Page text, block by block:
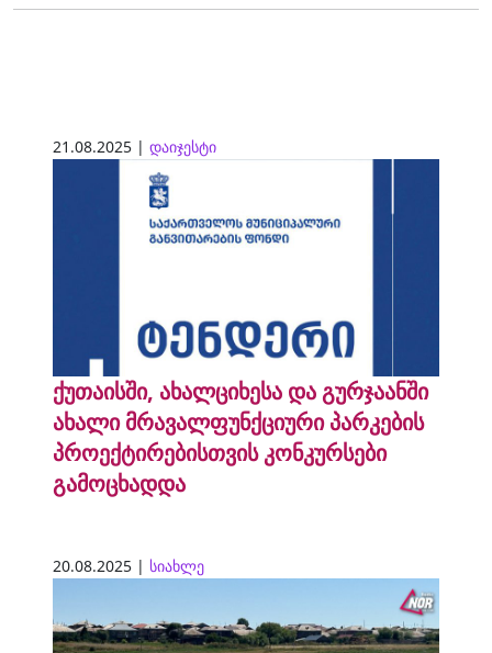
21.08.2025 | დაიჯესტი
ქუთაისში, ახალციხესა და გურჯაანში
ახალი მრავალფუნქციური პარკების
პროექტირებისთვის კონკურსები
გამოცხადდა
20.08.2025 | სიახლე